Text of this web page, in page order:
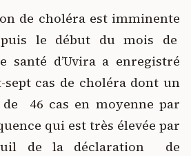
de choléra est imminente
le début du mois de
santé d’Uvira a enregistré
cas de choléra dont un
de 46 cas en moyenne par
qui est très élevée par
de la déclaration de